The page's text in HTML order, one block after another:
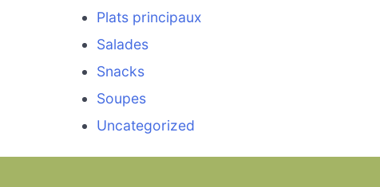
Plats principaux
Salades
Snacks
Soupes
Uncategorized